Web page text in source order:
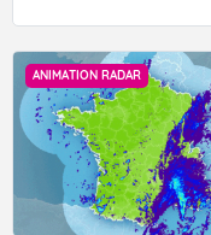
ANIMATION RADAR